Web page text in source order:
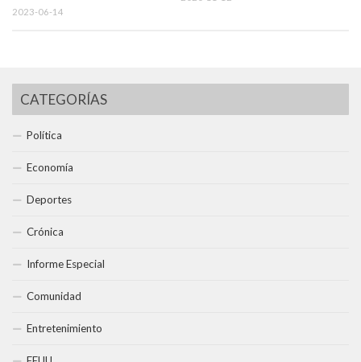
2023-06-14
CATEGORÍAS
Política
Economía
Deportes
Crónica
Informe Especial
Comunidad
Entretenimiento